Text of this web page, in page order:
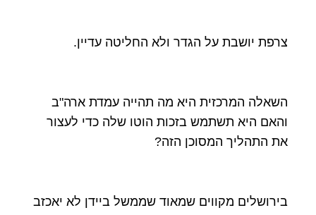
צרפת יושבת על הגדר ולא החליטה עדיין.
השאלה המרכזית היא מה תהייה עמדת ארה"ב
והאם היא תשתמש בזכות הוטו שלה כדי לעצור
את התהליך המסוכן הזה?
בירושלים מקווים שמאוד שממשל ביידן לא יאכזב